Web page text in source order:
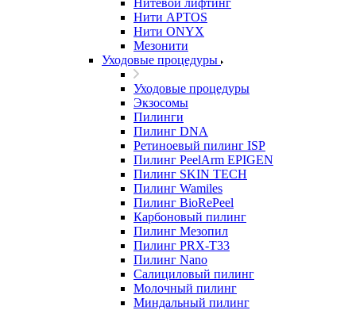
Нитевой лифтинг
Нити APTOS
Нити ONYX
Мезонити
Уходовые процедуры
Уходовые процедуры
Экзосомы
Пилинги
Пилинг DNA
Ретиноевый пилинг ISP
Пилинг PeelArm EPIGEN
Пилинг SKIN TECH
Пилинг Wamiles
Пилинг BioRePeel
Карбоновый пилинг
Пилинг Мезопил
Пилинг PRX-T33
Пилинг Nano
Салициловый пилинг
Молочный пилинг
Миндальный пилинг